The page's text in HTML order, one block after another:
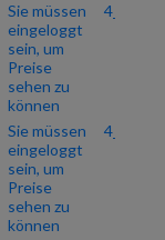
Sie müssen
eingeloggt
sein, um
Preise
sehen zu
können
4_06
Sie müssen
eingeloggt
sein, um
Preise
sehen zu
können
4_06